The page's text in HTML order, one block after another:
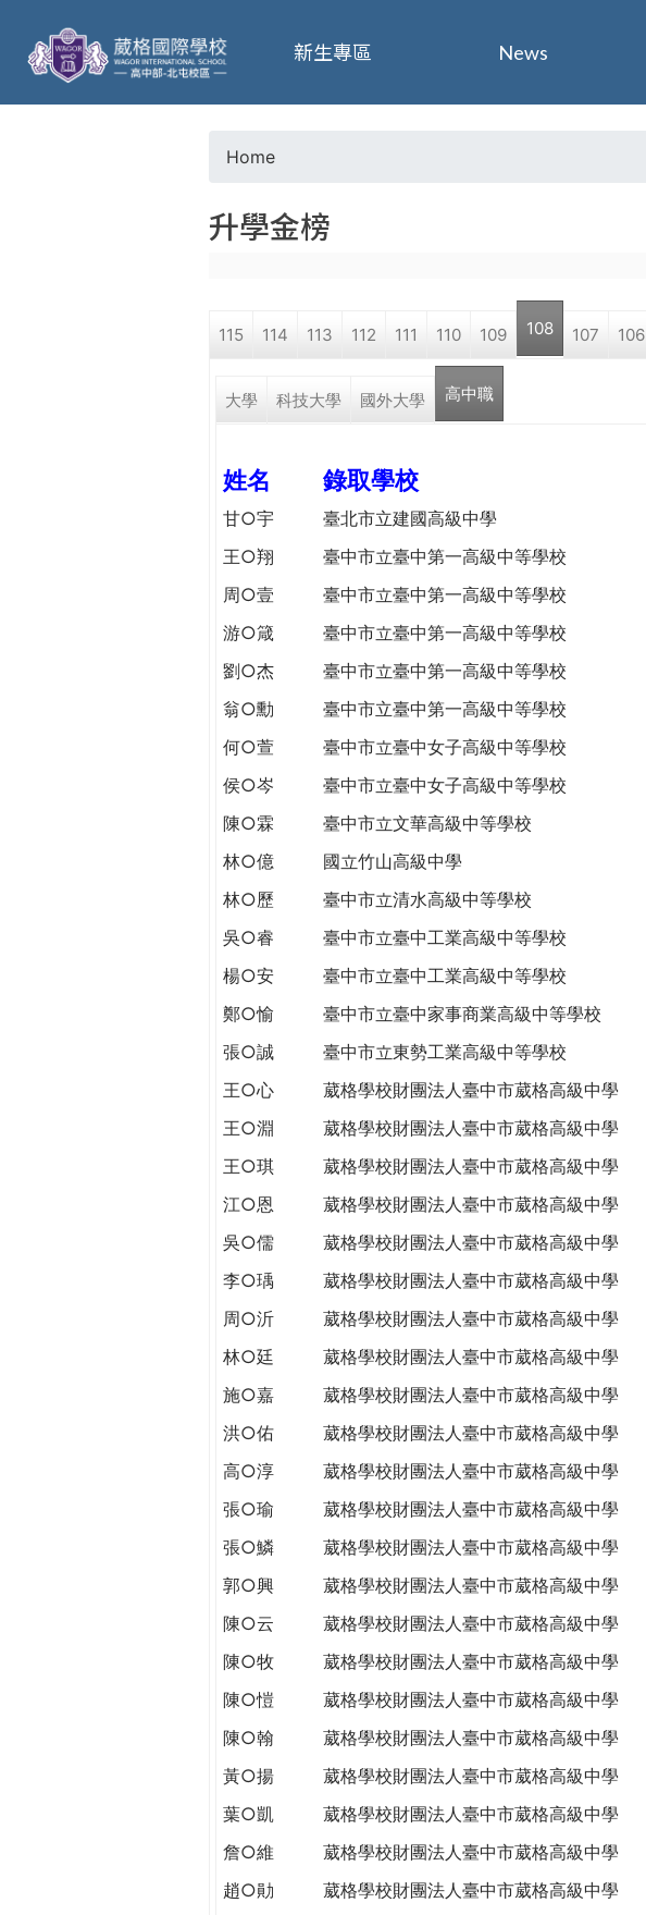
葳
格
o
a
r
h
e
r
e
Home
升學金榜
115 114 113 112 111 110 109 108 107 106
大學 科技大學 國外大學 高中職
姓名 錄取學校
甘○宇 臺北市立建國高級中學
王○翔
臺中市立臺中第一高級中等學校
周○壹
臺中市立臺中第一高級中等學校
游○箴
臺中市立臺中第一高級中等學校
劉○杰
臺中市立臺中第一高級中等學校
翁○勳
臺中市立臺中第一高級中等學校
何○萱
臺中市立臺中女子高級中等學校
侯○岑
臺中市立臺中女子高級中等學校
陳○霖
臺中市立文華高級中等學校
林○億
國立竹山高級中學
林○歷
臺中市立清水高級中等學校
吳○睿
臺中市立臺中工業高級中等學校
楊○安
臺中市立臺中工業高級中等學校
鄭○愉
臺中市立臺中家事商業高級中等學校
張○誠
臺中市立東勢工業高級中等學校
王○心
葳格學校財團法人臺中市葳格高級中學
王○淵
葳格學校財團法人臺中市葳格高級中學
王○琪
葳格學校財團法人臺中市葳格高級中學
江○恩
葳格學校財團法人臺中市葳格高級中學
吳○儒
葳格學校財團法人臺中市葳格高級中學
李○瑀
葳格學校財團法人臺中市葳格高級中學
周○沂
葳格學校財團法人臺中市葳格高級中學
林○廷
葳格學校財團法人臺中市葳格高級中學
施○嘉
葳格學校財團法人臺中市葳格高級中學
洪○佑
葳格學校財團法人臺中市葳格高級中學
高○淳
葳格學校財團法人臺中市葳格高級中學
張○瑜
葳格學校財團法人臺中市葳格高級中學
張○鱗
葳格學校財團法人臺中市葳格高級中學
郭○興
葳格學校財團法人臺中市葳格高級中學
陳○云
葳格學校財團法人臺中市葳格高級中學
陳○牧
葳格學校財團法人臺中市葳格高級中學
陳○愷
葳格學校財團法人臺中市葳格高級中學
陳○翰
葳格學校財團法人臺中市葳格高級中學
黃○揚
葳格學校財團法人臺中市葳格高級中學
葉○凱
葳格學校財團法人臺中市葳格高級中學
詹○維
葳格學校財團法人臺中市葳格高級中學
趙○勛
葳格學校財團法人臺中市葳格高級中學
新生專區 News